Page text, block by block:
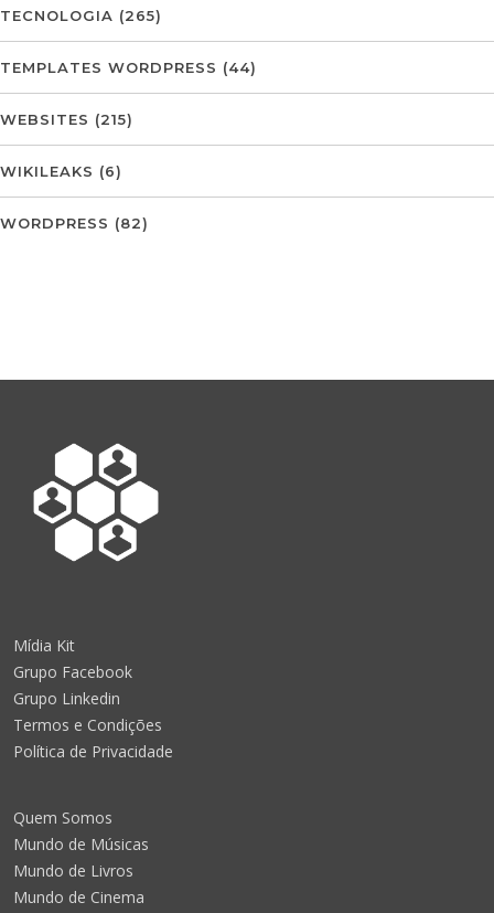
TECNOLOGIA (265)
TEMPLATES WORDPRESS (44)
WEBSITES (215)
WIKILEAKS (6)
WORDPRESS (82)
Mídia Kit
Grupo Facebook
Grupo Linkedin
Termos e Condições
Política de Privacidade
Quem Somos
Mundo de Músicas
Mundo de Livros
Mundo de Cinema